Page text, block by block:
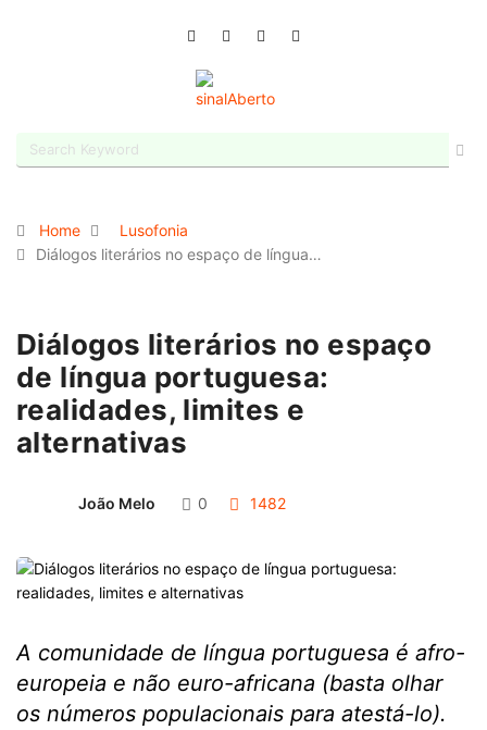
Home
Lusofonia
Diálogos literários no espaço de língua…
Diálogos literários no espaço
de língua portuguesa:
realidades, limites e
alternativas
João Melo 0 1482
A comunidade de língua portuguesa é afro-
europeia e não euro-africana (basta olhar
os números populacionais para atestá-lo).